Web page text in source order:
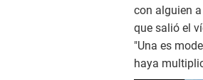
con alguien
que salió el
"Una es
haya